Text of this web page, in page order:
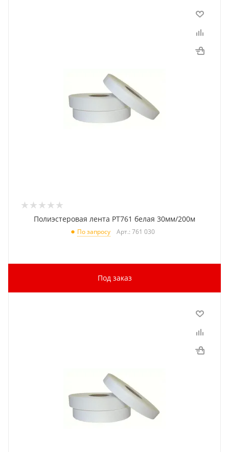
Полиэстеровая лента PT761 белая 30мм/200м
По запросу Арт.: 761 030
Под заказ